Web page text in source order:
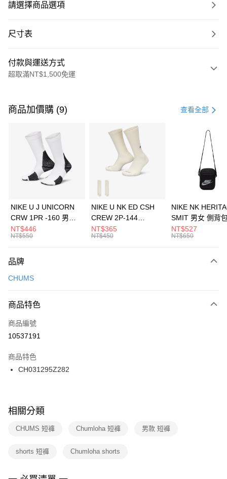
請選擇商品選項
尺寸表
付款與運送方式
超取滿NT$1,500免運
信用卡一次付款
3 期 0 利率 每期 21家銀行
合作金庫商業銀行
第一商業銀行
華南商業銀行
彰化商業銀行
上海商業儲蓄銀行
元大商業銀行
台灣樂天信用卡公司
Apple Pay
全盈+PAY
AFTEE先享後付
【關於「AFTEE先享後付」】
便利好安心！
３．安心：先確認商品／服務後，再付款。
【「AFTEE先享後付」結帳流程】
１．於結帳方式選擇「AFTEE先享後付」後，將跳轉至「AFTEE先享後付」
２．訂單成立數日內，您將收到繳費通知簡訊。
３．收到繳費通知簡訊後14天內，點擊此簡訊中的連結，可透過四大超商／
ATM／網路銀行／等多元方式進行付款，方視為交易完成。
※ 交易是否成功請以「AFTEE先享後付 」之結帳頁面顯示為準，若有關於
是否繳費成功／繳費後需取消欲退款等相關疑問，請聯繫「AFTEE先享後付
客戶支援中心」 https://netprotections.freshdesk.com/support/home
１．透過由恩沛科技股份有限公司提供之「AFTEE先享後付」服務完成之交
運送方式
每筆NT$100，滿NT$1,500(含以上)免運費
宅配
每筆NT$100，滿NT$1,500(含以上)免運費
付款後門市自取
每筆NT$100，滿NT$1,500(含以上)免運費
商品加價購 (9) 查看全部
NIKE U J UNICORN
CRW 1PR -160 男女
中統襪 FZ3393100
NT$446
NT$550
NIKE U NK ED CSH
CREW 2P-144
EMBRDY 男女 短統襪
FZ3073133
NT$365
NT$450
NIKE NK
SMIT 男女 側背
BA5871010
NT$527
NT$650
品牌
CHUMS
商品特色
商品編號
10537191
商品特色
CH031295Z282
相關分類
CHUMS 短褲 Chumloha 短褲 男款 短褲
shorts 短褲 Chumloha shorts